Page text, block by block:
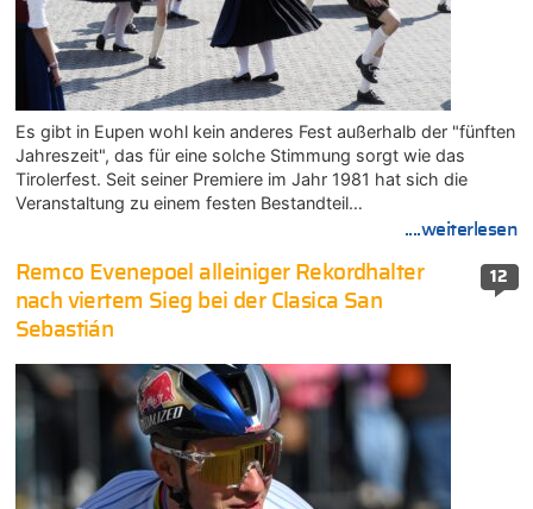
Es gibt in Eupen wohl kein anderes Fest außerhalb der "fünften
Jahreszeit", das für eine solche Stimmung sorgt wie das
Tirolerfest. Seit seiner Premiere im Jahr 1981 hat sich die
Veranstaltung zu einem festen Bestandteil…
....weiterlesen
12
Remco Evenepoel alleiniger Rekordhalter
nach viertem Sieg bei der Clasica San
Sebastián